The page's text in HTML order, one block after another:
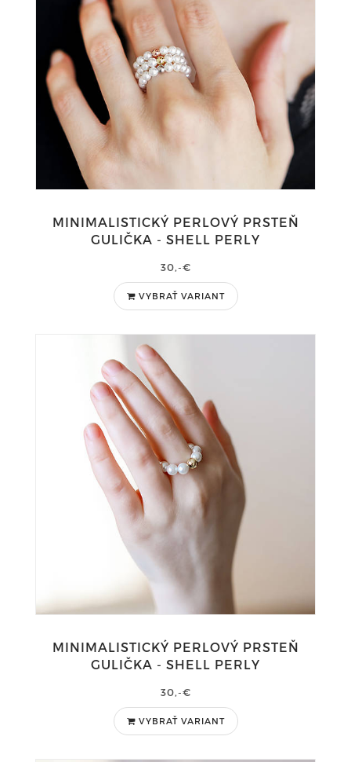
MINIMALISTICKÝ PERLOVÝ PRSTEŇ
GULIČKA - SHELL PERLY
30,-€
VYBRAŤ VARIANT
MINIMALISTICKÝ PERLOVÝ PRSTEŇ
GULIČKA - SHELL PERLY
30,-€
VYBRAŤ VARIANT